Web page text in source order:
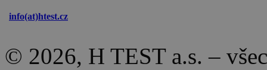
info(at)htest.cz
© 2026, H TEST a.s. –